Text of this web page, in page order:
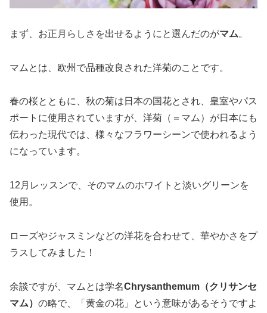
まず、お正月らしさを出せるようにと選んだのがマム。
マムとは、欧州で品種改良された洋菊のことです。
春の桜とともに、秋の菊は日本の国花とされ、皇室やパス
ポートに使用されていますが、洋菊（＝マム）が日本にも
伝わった現代では、様々なフラワーシーンで使われるよう
になっています。
12月レッスンで、そのマムのホワイトと淡いグリーンを
使用。
ローズやジャスミンなどの洋花を合わせて、華やかさをプ
ラスしてみました！
余談ですが、マムとは学名Chrysanthemum（クリサンセ
マム） の略で、「黄金の花」という意味があるそうですよ